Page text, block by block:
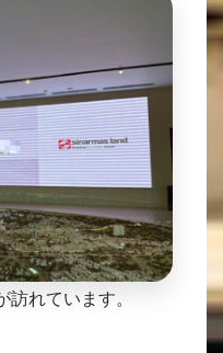
れています。